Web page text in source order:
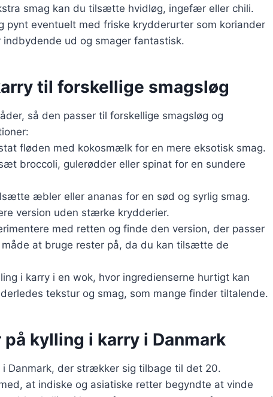
smag kan du tilsætte hvidløg, ingefær eller chili.
pynt eventuelt med friske krydderurter som koriander
ud og smager fantastisk.
til forskellige smagsløg
så den passer til forskellige smagsløg og
fløden med kokosmælk for en mere eksotisk smag.
broccoli, gulerødder eller spinat for en sundere
æbler eller ananas for en sød og syrlig smag.
version uden stærke krydderier.
med retten og finde den version, der passer
at bruge rester på, da du kan tilsætte de
i karry i en wok, hvor ingredienserne hurtigt kan
tekstur og smag, som mange finder tiltalende.
kylling i karry i Danmark
Danmark, der strækker sig tilbage til det 20.
at indiske og asiatiske retter begyndte at vinde